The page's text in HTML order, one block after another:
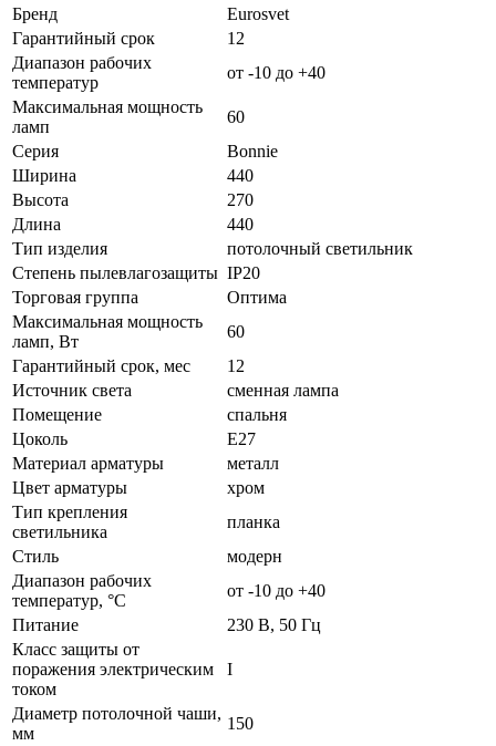
Бренд
Eurosvet
Гарантийный срок
12
Диапазон рабочих
температур
от -10 до +40
Максимальная мощность
ламп
60
Серия
Bonnie
Ширина
440
Высота
270
Длина
440
Тип изделия
потолочный светильник
Степень пылевлагозащиты IP20
Торговая группа
Оптима
Максимальная мощность
ламп, Вт
60
Гарантийный срок, мес
12
Источник света
сменная лампа
Помещение
спальня
Цоколь
E27
Материал арматуры
металл
Цвет арматуры
хром
Тип крепления
светильника
планка
Стиль
модерн
Диапазон рабочих
температур, °C
от -10 до +40
Питание
230 В, 50 Гц
Класс защиты от
поражения электрическим
током
I
Диаметр потолочной чаши,
мм
150